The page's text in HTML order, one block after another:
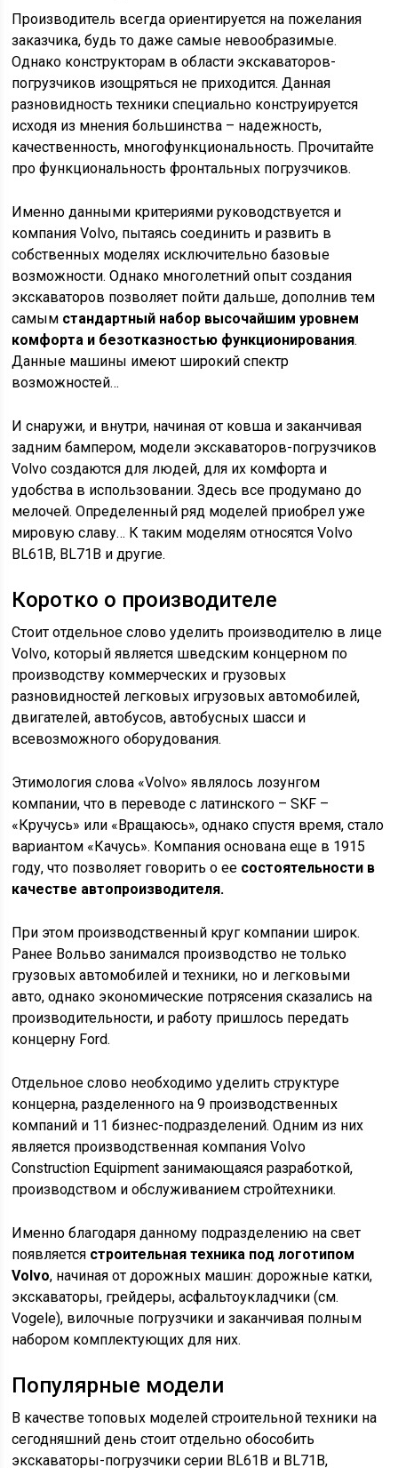
Производитель всегда ориентируется на пожелания
заказчика, будь то даже самые невообразимые.
Однако конструкторам в области экскаваторов-
погрузчиков изощряться не приходится. Данная
разновидность техники специально конструируется
исходя из мнения большинства – надежность,
качественность, многофункциональность. Прочитайте
про функциональность фронтальных погрузчиков.
Именно данными критериями руководствуется и
компания Volvo, пытаясь соединить и развить в
собственных моделях исключительно базовые
возможности. Однако многолетний опыт создания
экскаваторов позволяет пойти дальше, дополнив тем
самым стандартный набор высочайшим уровнем
комфорта и безотказностью функционирования.
Данные машины имеют широкий спектр
возможностей…
И снаружи, и внутри, начиная от ковша и заканчивая
задним бампером, модели экскаваторов-погрузчиков
Volvo создаются для людей, для их комфорта и
удобства в использовании. Здесь все продумано до
мелочей. Определенный ряд моделей приобрел уже
мировую славу… К таким моделям относятся Volvo
BL61B, BL71B и другие.
Коротко о производителе
Стоит отдельное слово уделить производителю в лице
Volvo, который является шведским концерном по
производству коммерческих и грузовых
разновидностей легковых игрузовых автомобилей,
двигателей, автобусов, автобусных шасси и
всевозможного оборудования.
Этимология слова «Volvo» являлось лозунгом
компании, что в переводе с латинского – SKF –
«Кручусь» или «Вращаюсь», однако спустя время, стало
вариантом «Качусь». Компания основана еще в 1915
году, что позволяет говорить о ее состоятельности в
качестве автопроизводителя.
При этом производственный круг компании широк.
Ранее Вольво занимался производство не только
грузовых автомобилей и техники, но и легковыми
авто, однако экономические потрясения сказались на
производительности, и работу пришлось передать
концерну Ford.
Отдельное слово необходимо уделить структуре
концерна, разделенного на 9 производственных
компаний и 11 бизнес-подразделений. Одним из них
является производственная компания Volvo
Construction Equipment занимающаяся разработкой,
производством и обслуживанием стройтехники.
Именно благодаря данному подразделению на свет
появляется строительная техника под логотипом
Volvo, начиная от дорожных машин: дорожные катки,
экскаваторы, грейдеры, асфальтоукладчики (см.
Vogele), вилочные погрузчики и заканчивая полным
набором комплектующих для них.
Популярные модели
В качестве топовых моделей строительной техники на
сегодняшний день стоит отдельно обособить
экскаваторы-погрузчики серии BL61B и BL71B,